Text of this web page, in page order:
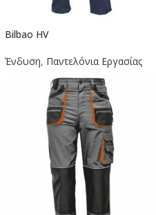
Bilbao HV
Ένδυση, Παντελόνια Εργασίας